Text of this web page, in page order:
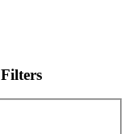
Filters